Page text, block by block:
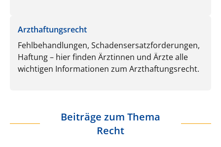
Arzthaftungsrecht
Fehlbehandlungen, Schadensersatzforderungen,
Haftung – hier finden Ärztinnen und Ärzte alle
wichtigen Informationen zum Arzthaftungsrecht.
Beiträge zum Thema
Recht